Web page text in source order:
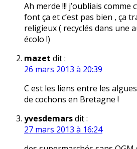
Ah merde !!! j’oubliais comme
font ça et c’est pas bien , ça
religieux ( recyclés dans une
écolo !)
mazet dit :
26 mars 2013 à 20:39
C est les liens entre les
de cochons en Bretagne !
yvesdemarsdit :
27 mars 2013 à 16:24